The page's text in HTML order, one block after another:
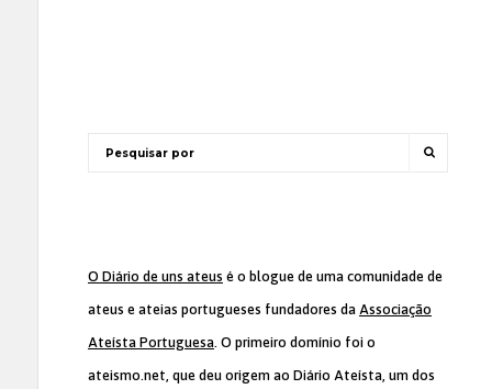
O Diário de uns ateus é o blogue de uma comunidade de
ateus e ateias portugueses fundadores da Associação
Ateísta Portuguesa. O primeiro domínio foi o
ateismo.net, que deu origem ao Diário Ateísta, um dos